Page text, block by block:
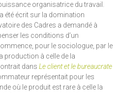
organisatrice du travail.
été écrit sur la domination
des Cadres a demandé à
les conditions d’un
pour le sociologue, par le
production à celle de la
dans Le client et le bureaucrate
représentait pour les
où le produit est rare à celle la